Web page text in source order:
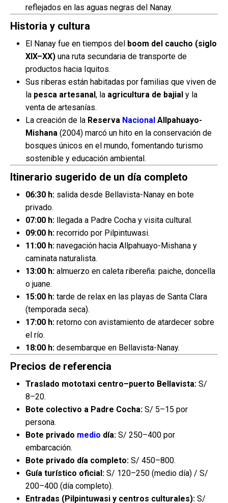
reflejados en las aguas negras del Nanay.
Historia y cultura
El Nanay fue en tiempos del boom del caucho (siglo
XIX–XX) una ruta secundaria de transporte de
productos hacia Iquitos.
Sus riberas están habitadas por familias que viven de
la pesca artesanal, la agricultura de bajial y la
venta de artesanías.
La creación de la Reserva Nacional Allpahuayo-
Mishana (2004) marcó un hito en la conservación de
bosques únicos en el mundo, fomentando turismo
sostenible y educación ambiental.
Itinerario sugerido de un día completo
06:30 h: salida desde Bellavista-Nanay en bote
privado.
07:00 h: llegada a Padre Cocha y visita cultural.
09:00 h: recorrido por Pilpintuwasi.
11:00 h: navegación hacia Allpahuayo-Mishana y
caminata naturalista.
13:00 h: almuerzo en caleta ribereña: paiche, doncella
o juane.
15:00 h: tarde de relax en las playas de Santa Clara
(temporada seca).
17:00 h: retorno con avistamiento de atardecer sobre
el río.
18:00 h: desembarque en Bellavista-Nanay.
Precios de referencia
Traslado mototaxi centro–puerto Bellavista: S/
8–20.
Bote colectivo a Padre Cocha: S/ 5–15 por
persona.
Bote privado medio día: S/ 250–400 por
embarcación.
Bote privado día completo: S/ 450–800.
Guía turístico oficial: S/ 120–250 (medio día) / S/
200–400 (día completo).
Entradas (Pilpintuwasi y centros culturales): S/